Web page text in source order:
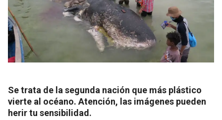
Se trata de la segunda nación que más plástico
vierte al océano. Atención, las imágenes pueden
herir tu sensibilidad.